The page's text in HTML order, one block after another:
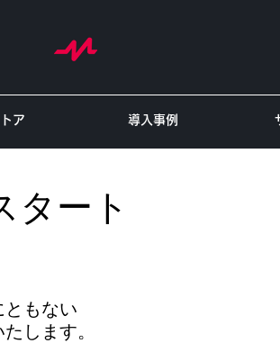
ア 導入事例
タート
もない
します。